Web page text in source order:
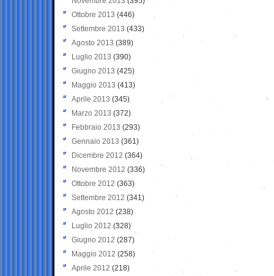
Ottobre 2013 (446)
Settembre 2013 (433)
Agosto 2013 (389)
Luglio 2013 (390)
Giugno 2013 (425)
Maggio 2013 (413)
Aprile 2013 (345)
Marzo 2013 (372)
Febbraio 2013 (293)
Gennaio 2013 (361)
Dicembre 2012 (364)
Novembre 2012 (336)
Ottobre 2012 (363)
Settembre 2012 (341)
Agosto 2012 (238)
Luglio 2012 (328)
Giugno 2012 (287)
Maggio 2012 (258)
Aprile 2012 (218)